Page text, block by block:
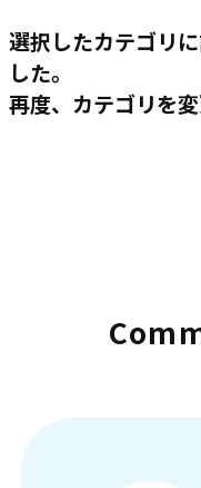
選択したカテゴリ
した。
再度、カテゴリを